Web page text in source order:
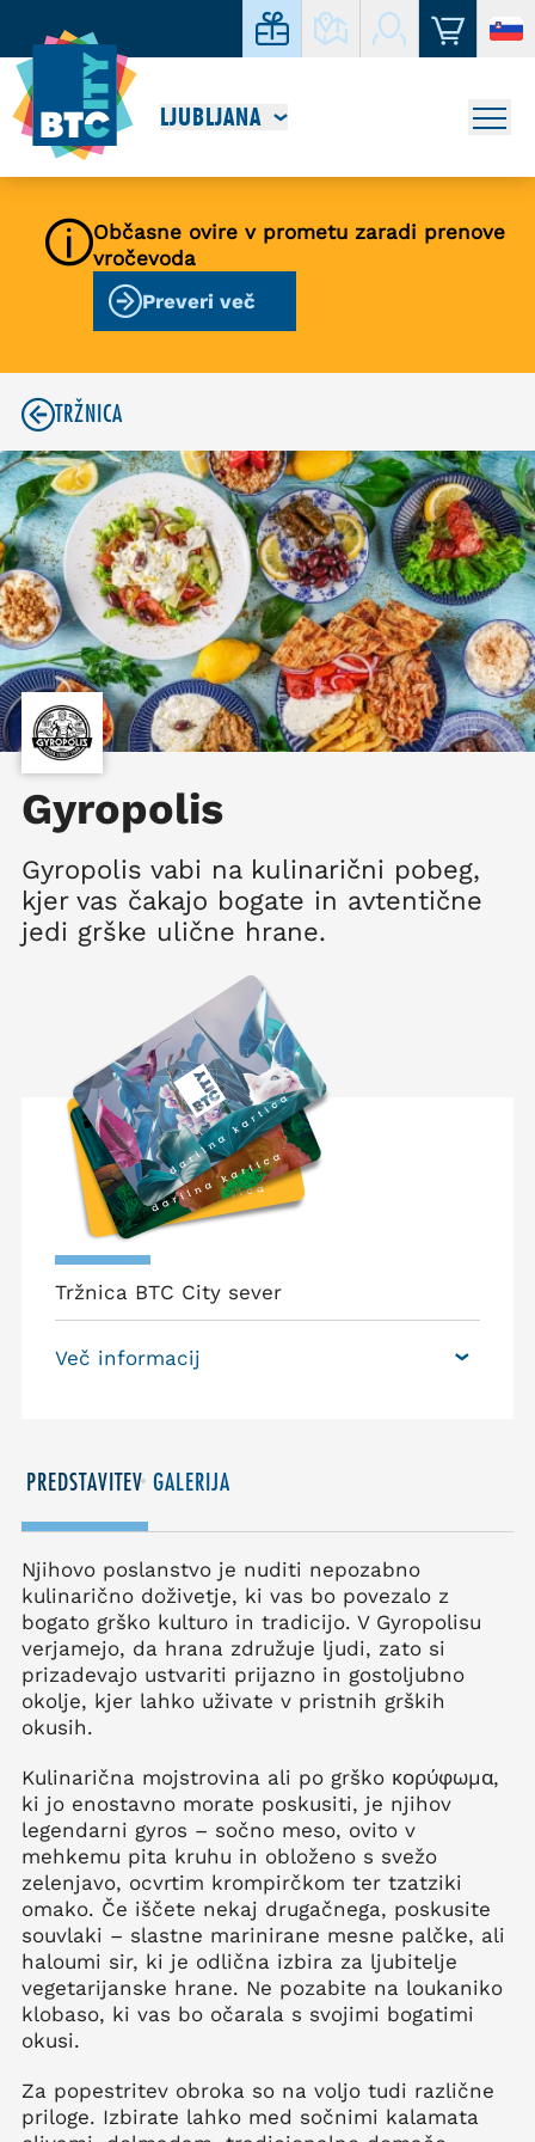
LJUBLJANA
Občasne ovire v prometu zaradi prenove
vročevoda
Preveri več
TRŽNICA
Gyropolis
Gyropolis vabi na kulinarični pobeg,
kjer vas čakajo bogate in avtentične
jedi grške ulične hrane.
Tržnica BTC City sever
Več informacij
PREDSTAVITEV GALERIJA
Njihovo poslanstvo je nuditi nepozabno
kulinarično doživetje, ki vas bo povezalo z
bogato grško kulturo in tradicijo. V Gyropolisu
verjamejo, da hrana združuje ljudi, zato si
prizadevajo ustvariti prijazno in gostoljubno
okolje, kjer lahko uživate v pristnih grških
okusih.
Kulinarična mojstrovina ali po grško κορύφωμα,
ki jo enostavno morate poskusiti, je njihov
legendarni gyros – sočno meso, ovito v
mehkemu pita kruhu in obloženo s svežo
zelenjavo, ocvrtim krompirčkom ter tzatziki
omako. Če iščete nekaj drugačnega, poskusite
souvlaki – slastne marinirane mesne palčke, ali
haloumi sir, ki je odlična izbira za ljubitelje
vegetarijanske hrane. Ne pozabite na loukaniko
klobaso, ki vas bo očarala s svojimi bogatimi
okusi.
Za popestritev obroka so na voljo tudi različne
priloge. Izbirate lahko med sočnimi kalamata